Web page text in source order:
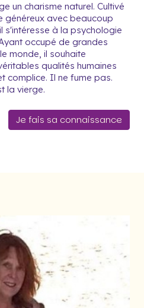
un charisme naturel. Cultivé
généreux avec beaucoup
s'intéresse à la psychologie
occupé de grandes
monde, il souhaite
qualités humaines
complice. Il ne fume pas.
la vierge.
Je fais sa connaissance